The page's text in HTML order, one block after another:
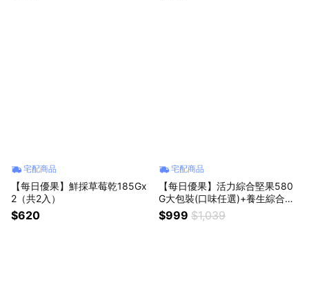
宅配商品
【每日優果】鮮採草莓乾185Gx
2（共2入）
$620
宅配商品
【每日優果】活力綜合堅果580
G大包裝(口味任選)+養生綜合果
實580G大包裝（共2入）【加贈
品牌提袋】 ◆收禮人自選口味
$999 $1,039